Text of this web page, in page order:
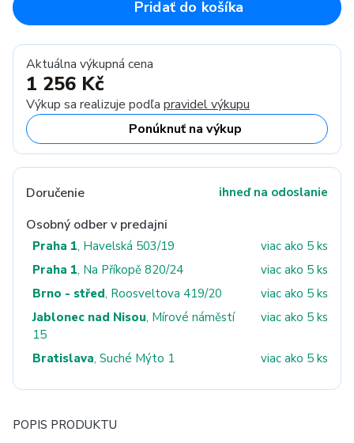
Pridať do košíka
Aktuálna výkupná cena
1 256 Kč
Výkup sa realizuje podľa pravidel výkupu
Ponúknuť na výkup
Doručenie ihneď na odoslanie
Osobný odber v predajni
Praha 1, Havelská 503/19
viac ako 5 ks
Praha 1, Na Příkopě 820/24
viac ako 5 ks
Brno - střed, Roosveltova 419/20
viac ako 5 ks
Jablonec nad Nisou, Mírové náměstí
15
viac ako 5 ks
Bratislava, Suché Mýto 1 viac ako 5 ks
POPIS PRODUKTU